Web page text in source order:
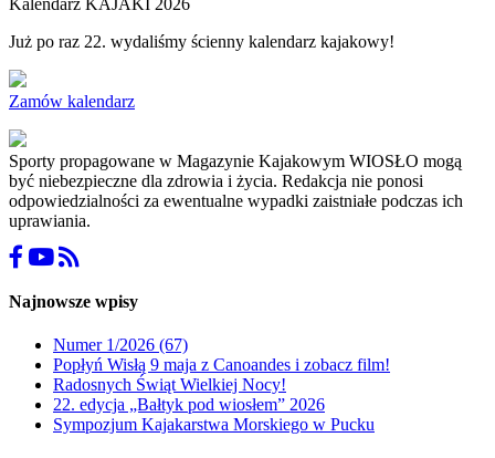
Już po raz 22. wydaliśmy ścienny kalendarz kajakowy!
Zamów kalendarz
Sporty propagowane w Magazynie Kajakowym WIOSŁO mogą
być niebezpieczne dla zdrowia i życia. Redakcja nie ponosi
odpowiedzialności za ewentualne wypadki zaistniałe podczas ich
uprawiania.
Najnowsze wpisy
Numer 1/2026 (67)
Popłyń Wisłą 9 maja z Canoandes i zobacz film!
Radosnych Świąt Wielkiej Nocy!
22. edycja „Bałtyk pod wiosłem” 2026
Sympozjum Kajakarstwa Morskiego w Pucku